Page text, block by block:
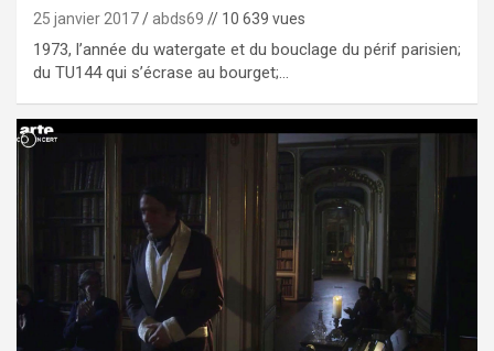
25 janvier 2017 abds69 // 10 639 vues
1973, l’année du watergate et du bouclage du périf parisien;
du TU144 qui s’écrase au bourget;…